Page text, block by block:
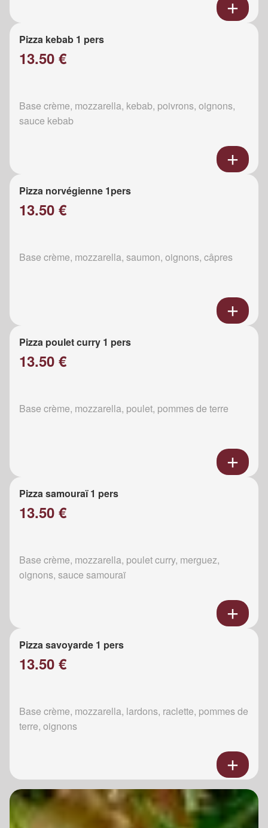
Pizza kebab 1 pers
13.50 €
Base crème, mozzarella, kebab, poivrons, oignons,
sauce kebab
Pizza norvégienne 1pers
13.50 €
Base crème, mozzarella, saumon, oignons, câpres
Pizza poulet curry 1 pers
13.50 €
Base crème, mozzarella, poulet, pommes de terre
Pizza samouraï 1 pers
13.50 €
Base crème, mozzarella, poulet curry, merguez,
oignons, sauce samouraï
Pizza savoyarde 1 pers
13.50 €
Base crème, mozzarella, lardons, raclette, pommes de
terre, oignons